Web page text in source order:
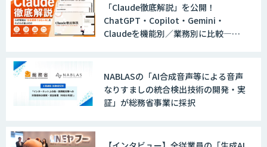
「Claude徹底解説」を公開！
ChatGPT・Copilot・Gemini・
Claudeを機能別／業務別に比較―自
NABLASの「AI合成音声等による音声
なりすましの統合検出技術の開発・実
証」が総務省事業に採択